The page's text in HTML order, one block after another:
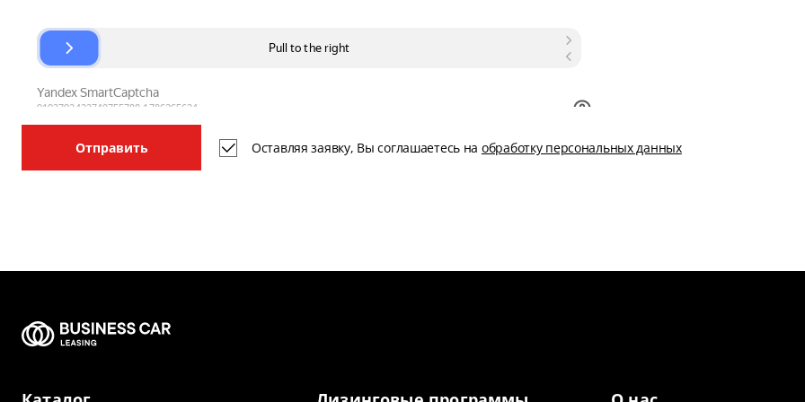
Отправить Оставляя заявку, Вы соглашаетесь на обработку персональных данных